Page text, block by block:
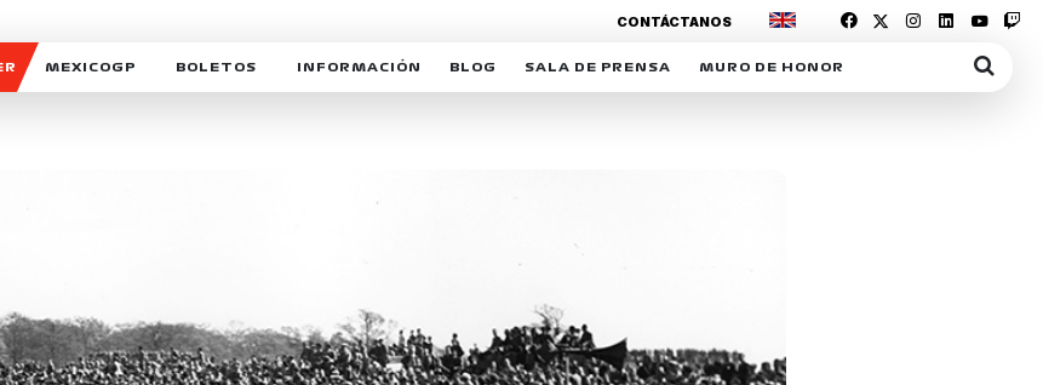
MEXICOGP BOLETOS INFORMACIÓN
DERECHO DE PRIMERA OPCIÓN
VOLUNTARIOS
EXPOSICIÓN FOTOGRÁFICA
BLOG SALA DE PRENSA MURO DE HONOR
CONTÁCTANOS